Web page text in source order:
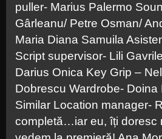
puller- Marius Palermo
Gârleanu/ Petre Osman/
Maria Diana Samuila
Script supervisor- Lili
Darius Onica Key Grip –
Dobrescu Wardrobe-
Similar Location manager-
completă…iar eu, îți doresc